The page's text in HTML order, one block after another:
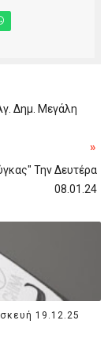
Δημ. Μεγάλη
»
Την Δευτέρα
08.01.24
19.12.25